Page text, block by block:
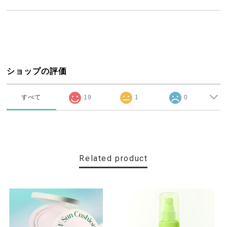
ショップの評価
すべて 19 1 0
Related product